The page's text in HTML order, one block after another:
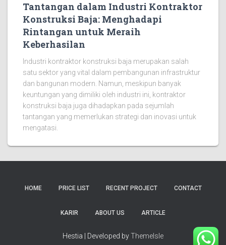
Tantangan dalam Industri Kontraktor
Konstruksi Baja: Menghadapi
Rintangan untuk Meraih
Keberhasilan
Industri kontraktor konstruksi baja merupakan salah
satu sektor yang vital dalam pembangunan infrastruktur
dan bangunan modern. Namun, meskipun banyak
keuntungan yang dimiliki oleh industri ini, kontraktor
konstruksi baja juga dihadapkan pada sejumlah
tantangan yang memerlukan strategi dan inovasi untuk
mengatasi.
HOME PRICE LIST RECENT PROJECT CONTACT
KARIR ABOUT US ARTICLE
Hestia | Developed byThemeIsle